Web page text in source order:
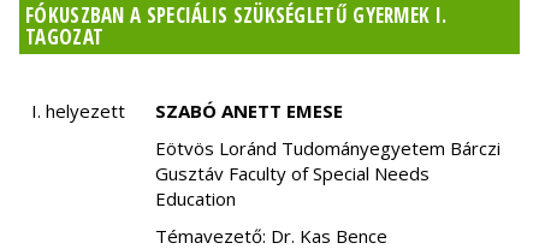
FÓKUSZBAN A SPECIÁLIS SZÜKSÉGLETŰ GYERMEK I.
TAGOZAT
I. helyezett
SZABÓ ANETT EMESE
Eötvös Loránd Tudományegyetem Bárczi
Gusztáv Faculty of Special Needs
Education
Témavezető: Dr. Kas Bence